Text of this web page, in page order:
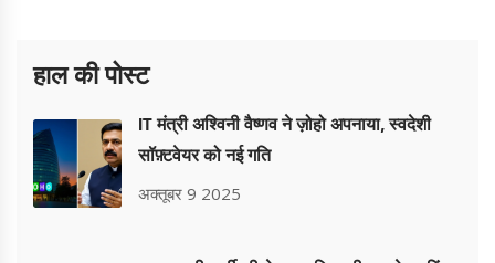
हाल की पोस्ट
IT मंत्री अश्विनी वैष्णव ने ज़ोहो अपनाया, स्वदेशी
सॉफ़्टवेयर को नई गति
अक्तूबर 9 2025